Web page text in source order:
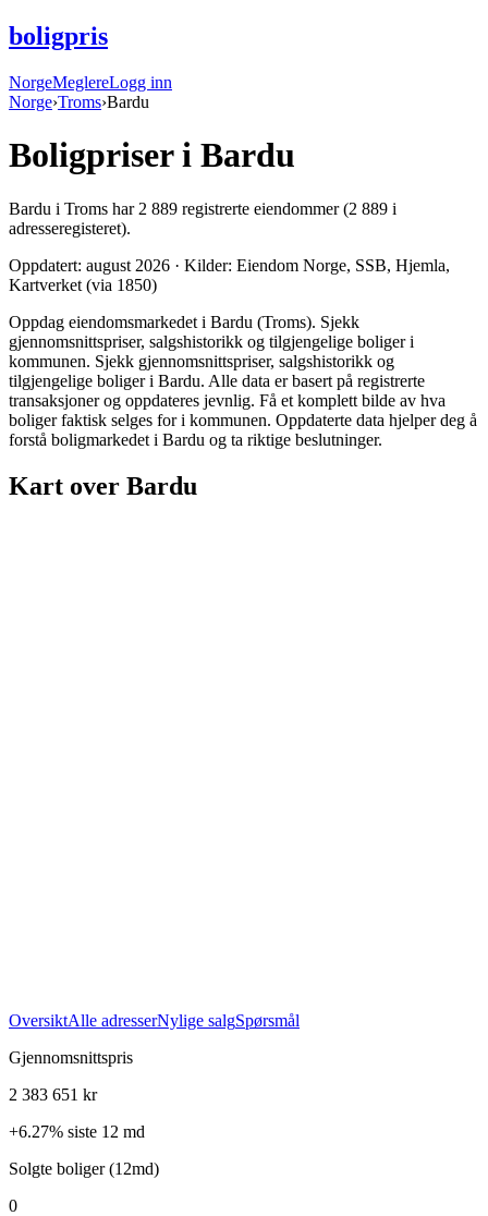
boligpris
NorgeMeglereLogg inn
Norge›Troms›Bardu
Boligpriser i Bardu
Bardu i Troms har 2 889 registrerte eiendommer(2 889 i
adresseregisteret).
Oppdatert: august 2026 · Kilder: Eiendom Norge, SSB, Hjemla,
Kartverket (via 1850)
Oppdag eiendomsmarkedet i Bardu (Troms). Sjekk
gjennomsnittspriser, salgshistorikk og tilgjengelige boliger i
kommunen. Sjekk gjennomsnittspriser, salgshistorikk og
tilgjengelige boliger i Bardu. Alle data er basert på registrerte
transaksjoner og oppdateres jevnlig. Få et komplett bilde av hva
boliger faktisk selges for i kommunen. Oppdaterte data hjelper deg å
forstå boligmarkedet i Bardu og ta riktige beslutninger.
Kart over Bardu
OversiktAlle adresserNylige salgSpørsmål
Gjennomsnittspris
2 383 651 kr
+6.27% siste 12 md
Solgte boliger (12md)
0